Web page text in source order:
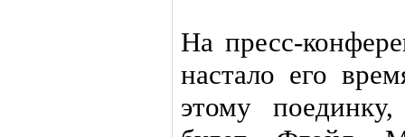
На пресс-
настало его
этому